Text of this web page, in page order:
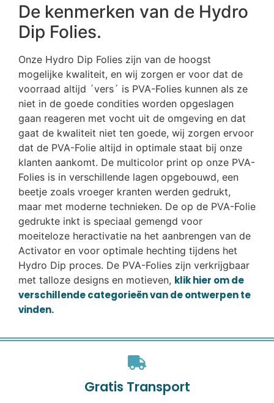
De kenmerken van de Hydro
Dip Folies.
Onze Hydro Dip Folies zijn van de hoogst
mogelijke kwaliteit, en wij zorgen er voor dat de
voorraad altijd ´vers´ is PVA-Folies kunnen als ze
niet in de goede condities worden opgeslagen
gaan reageren met vocht uit de omgeving en dat
gaat de kwaliteit niet ten goede, wij zorgen ervoor
dat de PVA-Folie altijd in optimale staat bij onze
klanten aankomt. De multicolor print op onze PVA-
Folies is in verschillende lagen opgebouwd, een
beetje zoals vroeger kranten werden gedrukt,
maar met moderne technieken. De op de PVA-Folie
gedrukte inkt is speciaal gemengd voor
moeiteloze heractivatie na het aanbrengen van de
Activator en voor optimale hechting tijdens het
Hydro Dip proces. De PVA-Folies zijn verkrijgbaar
met talloze designs en motieven, klik hier om de
verschillende categorieën van de ontwerpen te
vinden.
Gratis Transport